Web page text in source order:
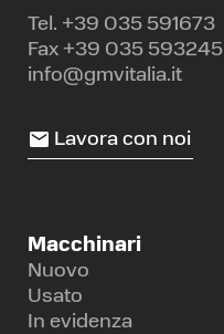
Tel. +39 035 591673
Fax +39 035 593245
info@gmvitalia.it
Lavora con noi
Macchinari
Nuovo
Usato
In evidenza